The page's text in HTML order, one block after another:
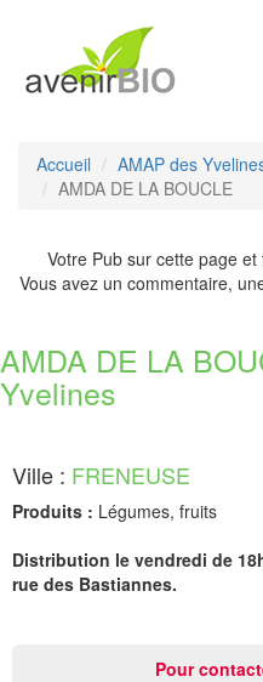
Accueil AMAP des
AMDA DE LA BOUCLE
Votre Pub sur cette page
Vous avez un commentaire,
AMDA DE LA
Yvelines
Ville : FRENEUSE
Produits : Légumes, fruits
Distribution le vendredi de
rue des Bastiannes.
Pour